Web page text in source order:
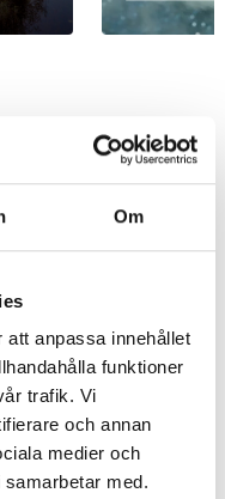
Om
att anpassa innehållet
funktioner
trafik. Vi
och annan
medier och
med.
ALLA